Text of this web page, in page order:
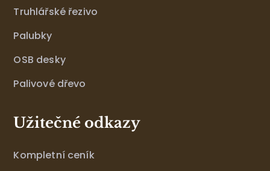
Truhlářské řezivo
Palubky
OSB desky
Palivové dřevo
Užitečné odkazy
Kompletní ceník